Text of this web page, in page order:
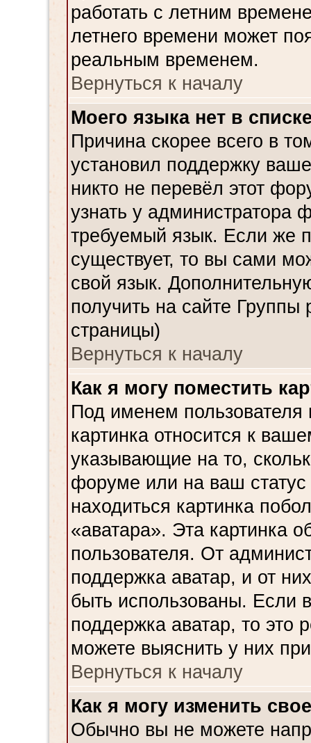
работать с летним
летнего времени может
реальным временем.
Вернуться к началу
Моего языка нет в
Причина скорее всего в
установил поддержку
никто не перевёл этот
узнать у администратора
требуемый язык. Если же
существует, то вы сами
свой язык.
получить на сайте Группы
страницы)
Вернуться к началу
Как я могу поместить
Под именем пользователя
картинка относится к
указывающие на то,
форуме или на ваш
находиться картинка
«аватара». Эта картинка
пользователя. От
поддержка аватар, и от
быть использованы. Если
поддержка аватар, то это
можете выяснить у них
Вернуться к началу
Как я могу изменить
Обычно вы не можете